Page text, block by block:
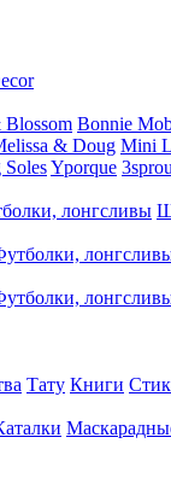
Bonnie
& Doug Mini
SolesYporque
лонгсливы
Тату Книги